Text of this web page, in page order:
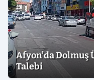
Afyon’da Dolmuş
Talebi